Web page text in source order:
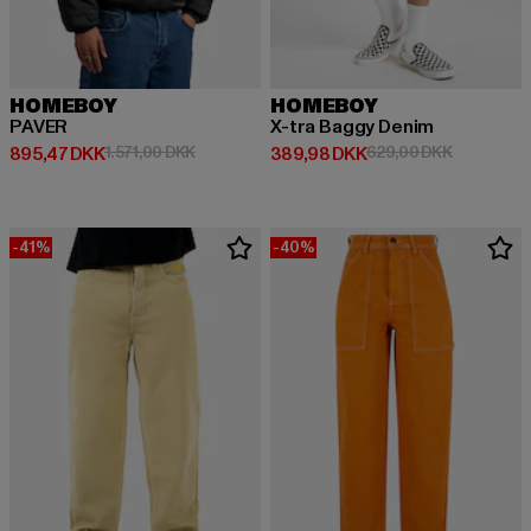
HOMEBOY
PAVER
895,47 DKK
Nuværende pris: 895,47 DKK
1.571,00 DKKKampagnepris: 1.571,00 DKK
HOMEBOY
X-tra Baggy Denim
389,98 DKK
Nuværende pris: 389,98 DKK
629,00 DKK
-41% -40%